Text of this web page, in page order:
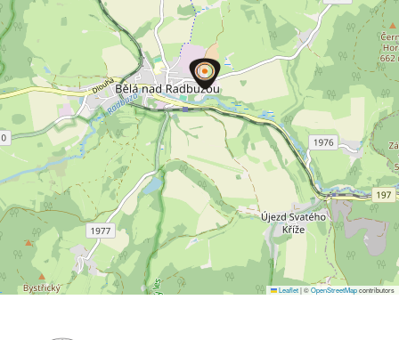
Leaflet|©OpenStreetMapcontributors